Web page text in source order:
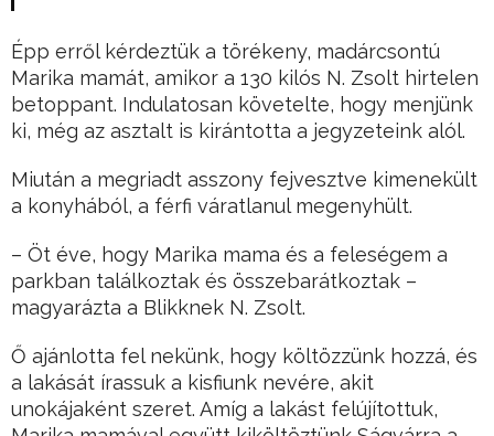
Épp erről kérdeztük a törékeny, madárcsontú
Marika mamát, amikor a 130 kilós N. Zsolt hirtelen
betoppant. Indulatosan követelte, hogy menjünk
ki, még az asztalt is kirántotta a jegyzeteink alól.
Miután a megriadt asszony fejvesztve kimenekült
a konyhából, a férfi váratlanul megenyhült.
– Öt éve, hogy Marika mama és a feleségem a
parkban találkoztak és összebarátkoztak –
magyarázta a Blikknek N. Zsolt.
Ő ajánlotta fel nekünk, hogy költözzünk hozzá, és
a lakását írassuk a kisfiunk nevére, akit
unokájaként szeret. Amíg a lakást felújítottuk,